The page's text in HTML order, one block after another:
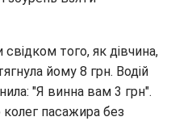
того, як дівчина,
йому 8 грн. Водій
"Я винна вам 3 грн".
колег пасажира без